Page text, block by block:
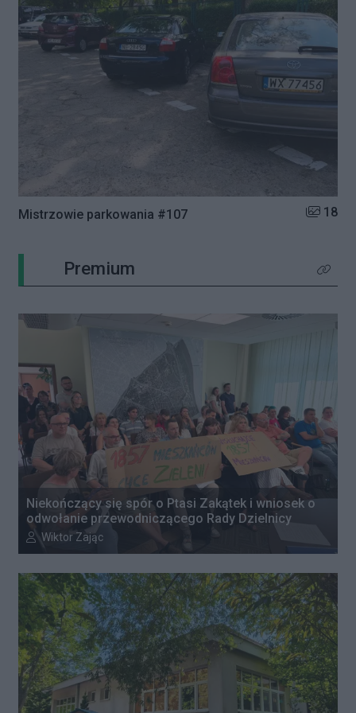
Mistrzowie parkowania #107 Liczba
18
Premium Kliknij
Niekończący się spór o Ptasi Zakątek i wniosek o
odwołanie przewodniczącego Rady Dzielnicy
Autor artykułu:
Wiktor Zając